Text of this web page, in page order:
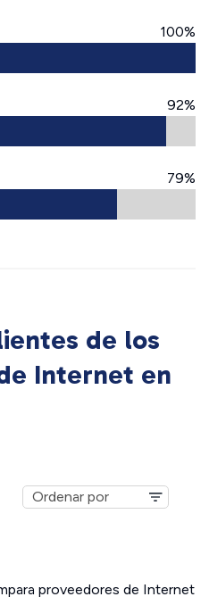
100%
92%
79%
de los
Internet en
proveedores de Internet